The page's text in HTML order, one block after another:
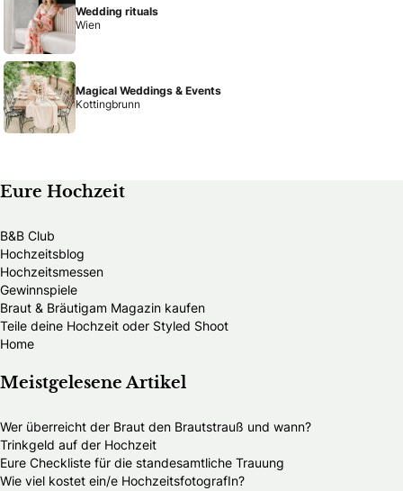
Wedding rituals
Wien
Magical Weddings & Events
Kottingbrunn
Eure Hochzeit
B&B Club
Hochzeitsblog
Hochzeitsmessen
Gewinnspiele
Braut & Bräutigam Magazin kaufen
Teile deine Hochzeit oder Styled Shoot
Home
Meistgelesene Artikel
Wer überreicht der Braut den Brautstrauß und wann?
Trinkgeld auf der Hochzeit
Eure Checkliste für die standesamtliche Trauung
Wie viel kostet ein/e HochzeitsfotografIn?